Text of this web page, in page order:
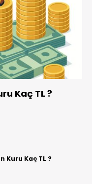
Kaç TL ?
Kuru Kaç TL ?